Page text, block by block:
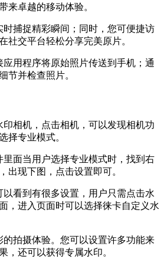
来卓越的移动体验。
捕捉精彩瞬间；同时，您可便捷访
社交平台轻松分享完美原片。
用程序将原始照片传送到手机；通
节并检查照片。
印相机，点击相机，可以发现相机功
择专业模式。
里面当用户选择专业模式时，找到右
出现下图，点击设置即可。
看到有很多设置，用户只需点击水
，进入页面时可以选择徕卡自定义水
拍摄体验。您可以设置许多功能来
，还可以获得专属水印。